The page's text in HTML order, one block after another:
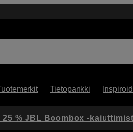
Tietopankki
25 % JBL Boombox -